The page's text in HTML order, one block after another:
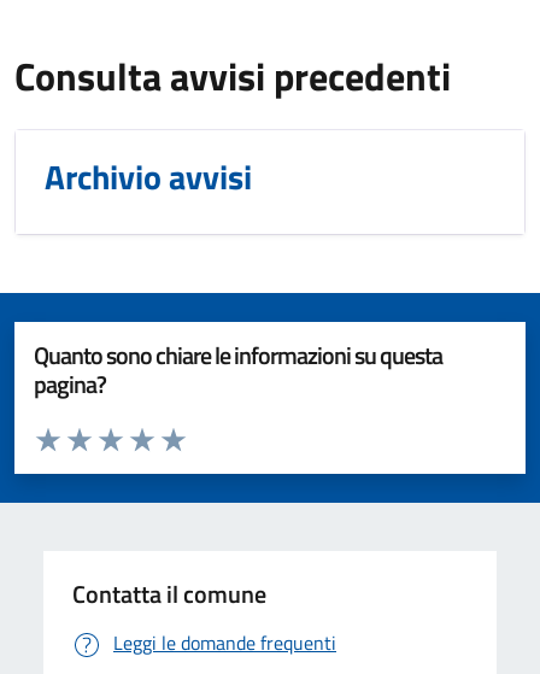
Consulta avvisi precedenti
Archivio avvisi
Quanto sono chiare le informazioni su questa
pagina?
Valuta da 1 a 5 stelle la pagina
Valuta 5 stelle su 5
Valuta 4 stelle su 5
Valuta 3 stelle su 5
Valuta 2 stelle su 5
Valuta 1 stelle su 5
Contatta il comune
Leggi le domande frequenti